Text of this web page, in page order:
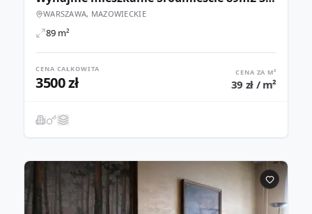
WARSZAWA, MAZOWIECKIE
89 m²
CENA CAŁKOWITA
3500 zł
CENA ZA M²
39 zł / m²